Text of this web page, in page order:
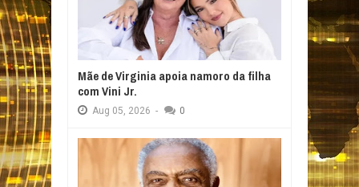
Mãe de Virginia apoia namoro da filha
com Vini Jr.
Aug 05, 2026 - 0